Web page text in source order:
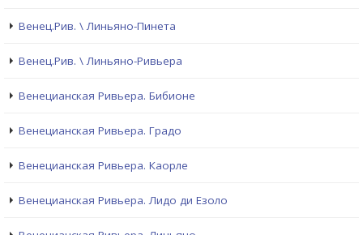
Венец.Рив. \ Линьяно-Пинета
Венец.Рив. \ Линьяно-Ривьера
Венецианская Ривьера. Бибионе
Венецианская Ривьера. Градо
Венецианская Ривьера. Каорле
Венецианская Ривьера. Лидо ди Езоло